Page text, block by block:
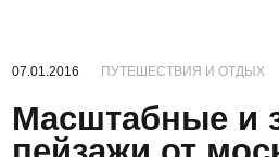
07.01.2016 ПУТЕШЕСТВИЯ И ОТДЫХ
Масштабные и